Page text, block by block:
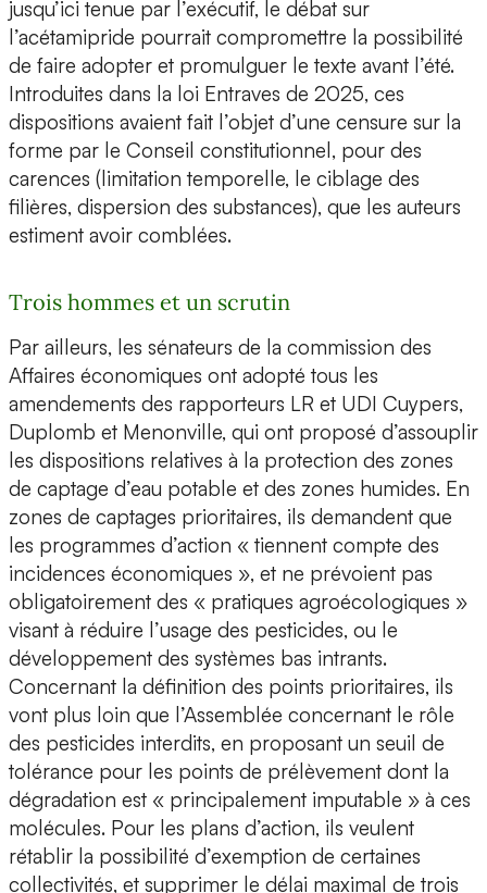
jusqu’ici tenue par l’exécutif, le débat sur
l’acétamipride pourrait compromettre la possibilité
de faire adopter et promulguer le texte avant l’été.
Introduites dans la loi Entraves de 2025, ces
dispositions avaient fait l’objet d’une censure sur la
forme par le Conseil constitutionnel, pour des
carences (limitation temporelle, le ciblage des
filières, dispersion des substances), que les auteurs
estiment avoir comblées.
Trois hommes et un scrutin
Par ailleurs, les sénateurs de la commission des
Affaires économiques ont adopté tous les
amendements des rapporteurs LR et UDI Cuypers,
Duplomb et Menonville, qui ont proposé d’assouplir
les dispositions relatives à la protection des zones
de captage d’eau potable et des zones humides. En
zones de captages prioritaires, ils demandent que
les programmes d’action « tiennent compte des
incidences économiques », et ne prévoient pas
obligatoirement des « pratiques agroécologiques »
visant à réduire l’usage des pesticides, ou le
développement des systèmes bas intrants.
Concernant la définition des points prioritaires, ils
vont plus loin que l’Assemblée concernant le rôle
des pesticides interdits, en proposant un seuil de
tolérance pour les points de prélèvement dont la
dégradation est « principalement imputable » à ces
molécules. Pour les plans d’action, ils veulent
rétablir la possibilité d’exemption de certaines
collectivités, et supprimer le délai maximal de trois